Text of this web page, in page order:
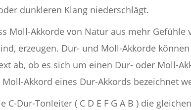
dunkleren Klang niederschlägt.
Moll-Akkorde von Natur aus mehr
erzeugen. Dur- und Moll-Akkorde
ab, ob es sich um einen Dur- oder Moll-
Akkord eines Dur-Akkords bezeichnet
C-Dur-Tonleiter ( C D E F G A B ) die